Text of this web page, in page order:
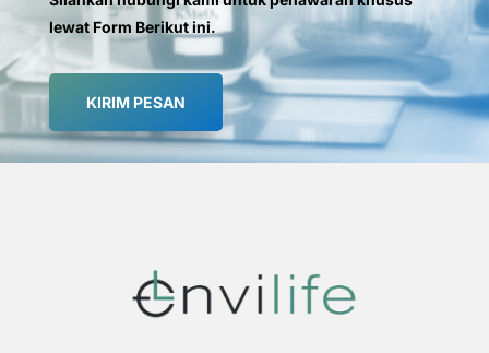
lewat Form Berikut ini.
KIRIM PESAN